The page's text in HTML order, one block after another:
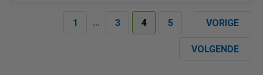
VORIGE
1 … 3 4 5
VOLGENDE